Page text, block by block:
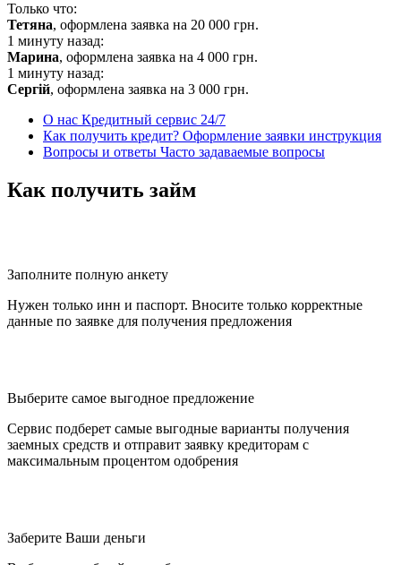
Только что:
Тетяна, оформлена заявка на 20 000 грн.
1 минуту назад:
Марина, оформлена заявка на 4 000 грн.
1 минуту назад:
Сергій, оформлена заявка на 3 000 грн.
О нас Кредитный сервис 24/7
Как получить кредит? Оформление заявки инструкция
Вопросы и ответы Часто задаваемые вопросы
Как получить займ
Заполните полную анкету
Нужен только инн и паспорт. Вносите только корректные
данные по заявке для получения предложения
Выберите самое выгодное предложение
Сервис подберет самые выгодные варианты получения
заемных средств и отправит заявку кредиторам с
максимальным процентом одобрения
Заберите Ваши деньги